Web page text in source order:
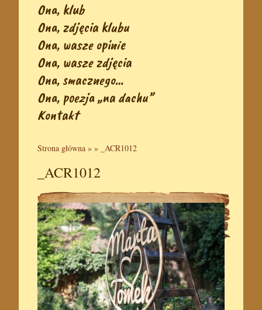
Ona, klub
Ona, zdjęcia klubu
Ona, wasze opinie
Ona, wasze zdjęcia
Ona, smacznego…
Ona, poezja „na dachu”
Kontakt
Strona główna » » _ACR1012
_ACR1012